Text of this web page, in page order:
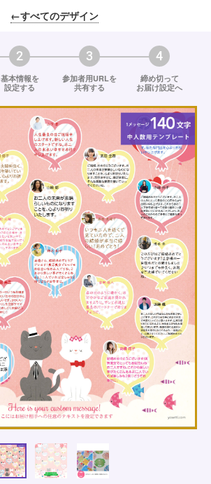
←すべてのデザイン
2
基本情報を
設定する
3
参加者用URLを
共有する
4
締め切って
お届け設定へ